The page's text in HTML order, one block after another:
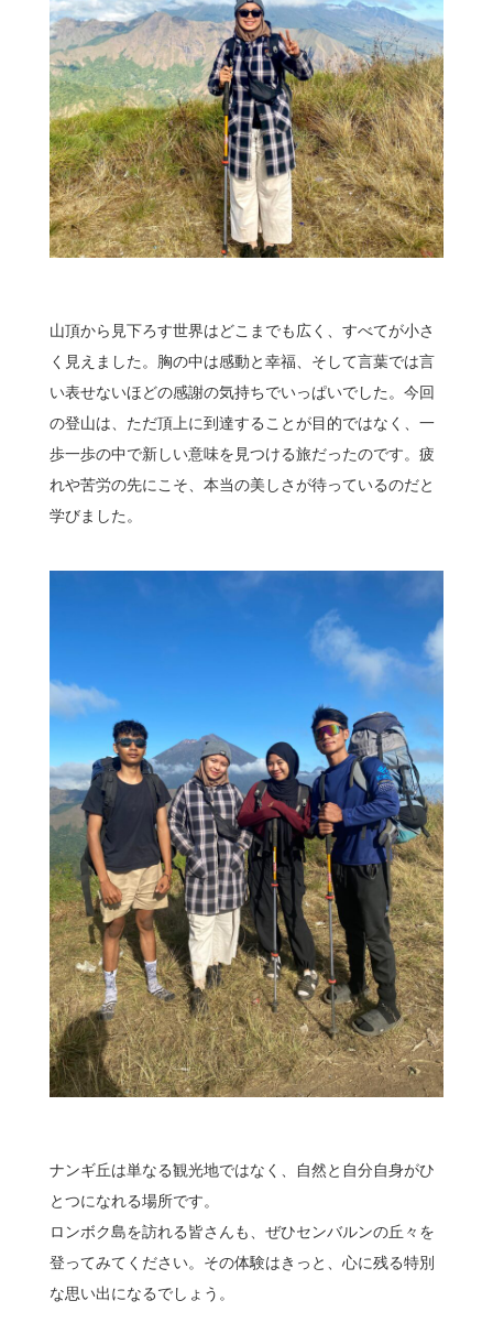
山頂から見下ろす世界はどこまでも広く、すべてが小さ
く見えました。胸の中は感動と幸福、そして言葉では言
い表せないほどの感謝の気持ちでいっぱいでした。今回
の登山は、ただ頂上に到達することが目的ではなく、一
歩一歩の中で新しい意味を見つける旅だったのです。疲
れや苦労の先にこそ、本当の美しさが待っているのだと
学びました。
ナンギ丘は単なる観光地ではなく、自然と自分自身がひ
とつになれる場所です。
ロンボク島を訪れる皆さんも、ぜひセンバルンの丘々を
登ってみてください。その体験はきっと、心に残る特別
な思い出になるでしょう。